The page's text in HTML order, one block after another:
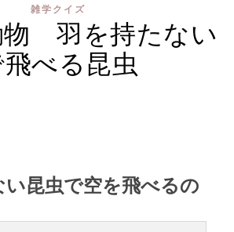
雑学クイズ
羽を持たない
べる昆虫
昆虫で空を飛べるの